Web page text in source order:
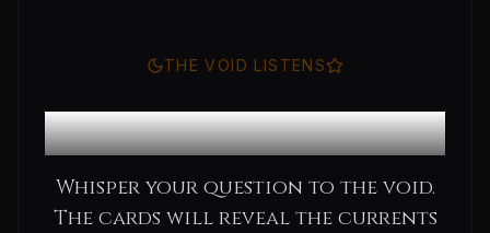
THE VOID LISTENS
Consult the Oracle
Whisper your question to the void.
The cards will reveal the currents